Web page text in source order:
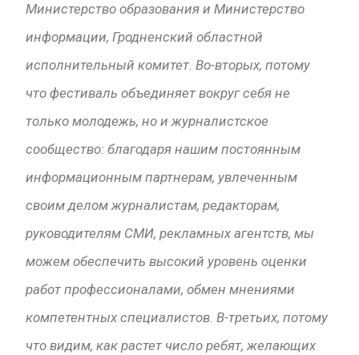
Министерство образования и Министерство
информации, Гродненский областной
исполнительный комитет. Во-вторых, потому
что фестиваль объединяет вокруг себя не
только молодежь, но и журналистское
сообщество: благодаря нашим постоянным
информационным партнерам, увлеченным
своим делом журналистам, редакторам,
руководителям СМИ, рекламных агентств, мы
можем обеспечить высокий уровень оценки
работ профессионалами, обмен мнениями
компетентных специалистов. В-третьих, потому
что видим, как растет число ребят, желающих